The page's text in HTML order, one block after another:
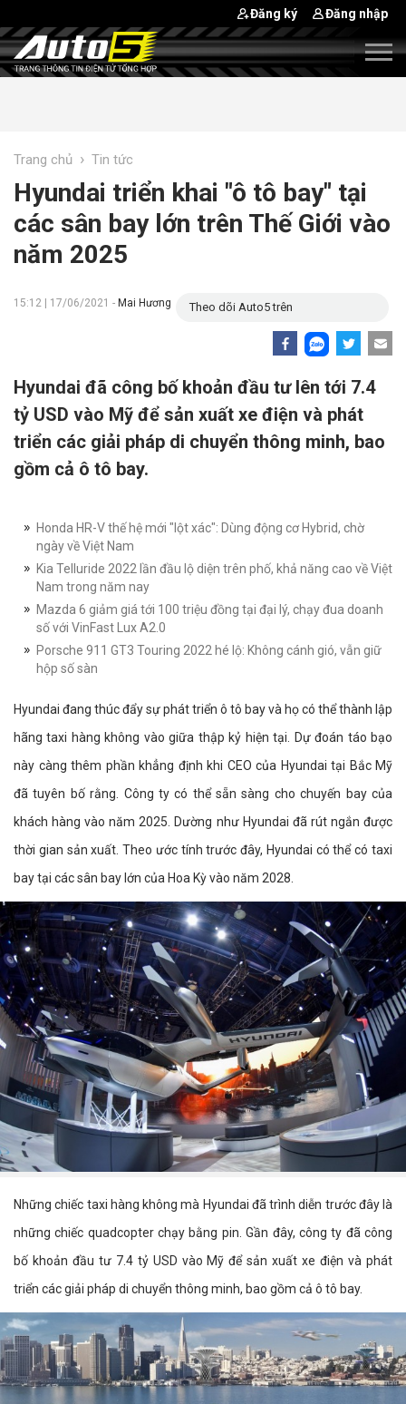
Đăng ký Đăng nhập
Trang chủ › Tin tức
Hyundai triển khai "ô tô bay" tại
các sân bay lớn trên Thế Giới vào
năm 2025
15:12 | 17/06/2021 - Mai Hương Theo dõi Auto5 trên
Hyundai đã công bố khoản đầu tư lên tới 7.4
tỷ USD vào Mỹ để sản xuất xe điện và phát
triển các giải pháp di chuyển thông minh, bao
gồm cả ô tô bay.
Honda HR-V thế hệ mới "lột xác": Dùng động cơ Hybrid, chờ
ngày về Việt Nam
Kia Telluride 2022 lần đầu lộ diện trên phố, khả năng cao về Việt
Nam trong năm nay
Mazda 6 giảm giá tới 100 triệu đồng tại đại lý, chạy đua doanh
số với VinFast Lux A2.0
Porsche 911 GT3 Touring 2022 hé lộ: Không cánh gió, vẫn giữ
hộp số sàn
Hyundai đang thúc đẩy sự phát triển ô tô bay và họ có thể thành lập
hãng taxi hàng không vào giữa thập kỷ hiện tại. Dự đoán táo bạo
này càng thêm phần khẳng định khi CEO của Hyundai tại Bắc Mỹ
đã tuyên bố rằng. Công ty có thể sẵn sàng cho chuyến bay của
khách hàng vào năm 2025. Dường như Hyundai đã rút ngắn được
thời gian sản xuất. Theo ước tính trước đây, Hyundai có thể có taxi
bay tại các sân bay lớn của Hoa Kỳ vào năm 2028.
Những chiếc taxi hàng không mà Hyundai đã trình diễn trước đây là
những chiếc quadcopter chạy bằng pin. Gần đây, công ty đã công
bố khoản đầu tư 7.4 tỷ USD vào Mỹ để sản xuất xe điện và phát
triển các giải pháp di chuyển thông minh, bao gồm cả ô tô bay.